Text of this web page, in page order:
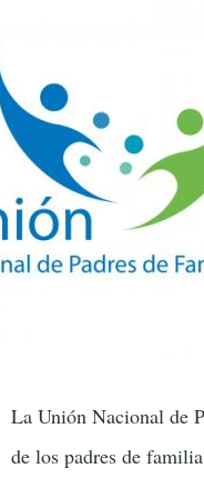
La Unión Nacional de
de los padres de